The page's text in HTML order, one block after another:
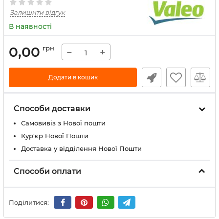
Залишити відгук
В наявності
0,00 грн − +
Додати в кошик
Способи доставки
Самовивіз з Нової пошти
Кур'єр Нової Пошти
Доставка у відділення Нової Пошти
Способи оплати
Поділитися: